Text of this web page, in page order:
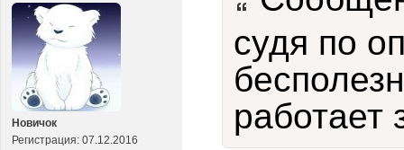
Новичок
Регистрация: 07.12.2016
судя по
работает